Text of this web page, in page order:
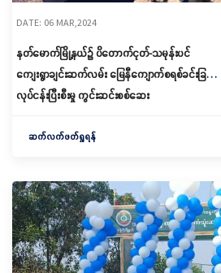
DATE: 06 MAR,2024
နတ်မောက်မြို့နယ်၌ ပိတောက်ငုတ်-သမုန်းပင်
ကျေးရွာချင်းဆက်လမ်း မြေနီကျောက်စရစ်ခင်းခြင်း
လုပ်ငန်းပြီးစီးမှု ကွင်းဆင်းစစ်ဆေး
ဆက်လက်ဖတ်ရှုရန်